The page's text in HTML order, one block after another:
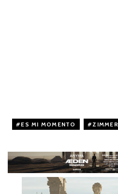
ES MI MOMENTO ZIMMER